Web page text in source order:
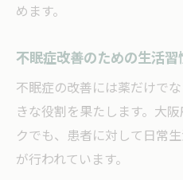
めます。
不眠症改善のための生活
不眠症の改善には薬だけで
きな役割を果たします。大
クでも、患者に対して日常
が行われています。